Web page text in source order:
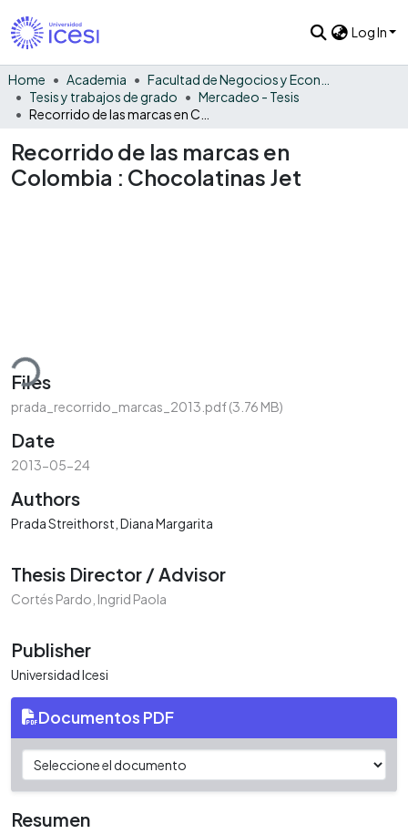
Log In
Home Academia
Tesis y trabajos de grado
Mercadeo - Tesis
Recorrido de las marcas en
Colombia : Chocolatinas Jet
Files
prada_recorrido_marcas_2013.pdf(3.76 MB)
Date
2013-05-24
Authors
Prada Streithorst, Diana Margarita
Thesis Director / Advisor
Cortés Pardo, Ingrid Paola
Publisher
Universidad Icesi
Documentos PDF
Resumen